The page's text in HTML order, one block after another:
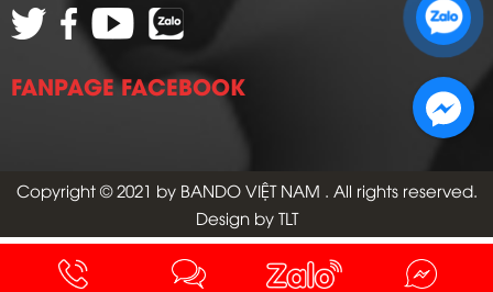
FANPAGE FACEBOOK
Copyright © 2021 by BANDO VIỆT NAM . All rights reserved.
Design by TLT
Zalo 2: 0972 14 9900